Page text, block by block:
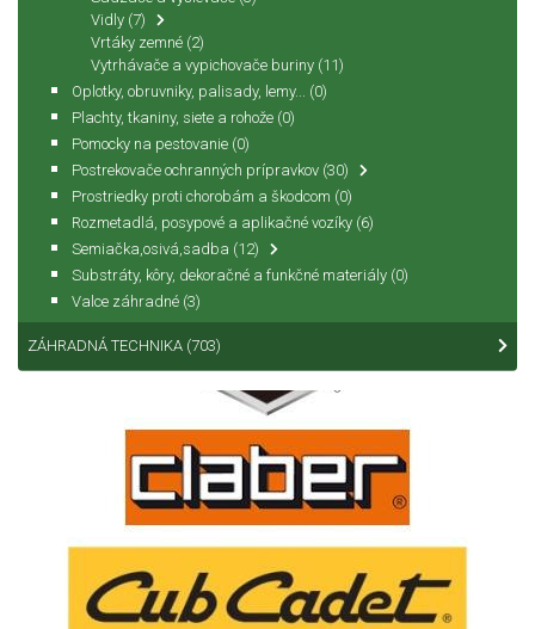
Vidly (7)
Vrtáky zemné (2)
Vytrhávače a vypichovače buriny (11)
Oplotky, obruvniky, palisady, lemy... (0)
Plachty, tkaniny, siete a rohože (0)
Pomocky na pestovanie (0)
Postrekovače ochranných prípravkov (30)
Prostriedky proti chorobám a škodcom (0)
Rozmetadlá, posypové a aplikačné vozíky (6)
Semiačka,osivá,sadba (12)
Substráty, kôry, dekoračné a funkčné materiály (0)
Valce záhradné (3)
ZÁHRADNÁ TECHNIKA (703)